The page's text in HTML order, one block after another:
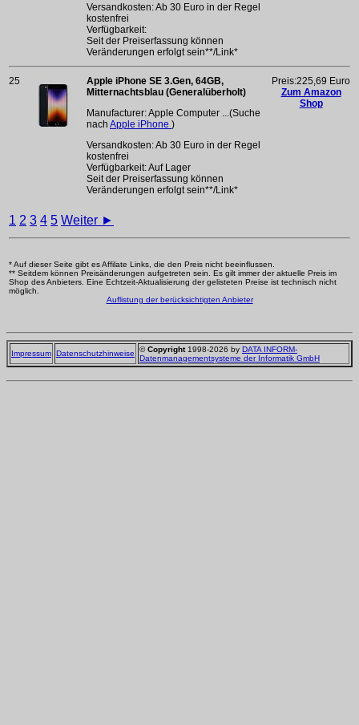
Versandkosten: Ab 30 Euro in der Regel
kostenfrei
Verfügbarkeit:
Seit der Preiserfassung können
Veränderungen erfolgt sein**/Link*
25
Apple iPhone SE 3.Gen, 64GB,
Mitternachtsblau (Generalüberholt)
Manufacturer: Apple Computer ...(Suche
nach Apple iPhone )
Versandkosten: Ab 30 Euro in der Regel
kostenfrei
Verfügbarkeit: Auf Lager
Seit der Preiserfassung können
Veränderungen erfolgt sein**/Link*
Preis:225,69 Euro
Zum Amazon
Shop
1 2 3 4 5 Weiter ►
* Auf dieser Seite gibt es Affilate Links, die den Preis nicht beeinflussen.
** Seitdem können Preisänderungen aufgetreten sein. Es gilt immer der aktuelle Preis im
Shop des Anbieters. Eine Echtzeit-Aktualisierung der gelisteten Preise ist technisch nicht
möglich.
Auflistung der berücksichtigten Anbieter
Impressum Datenschutzhinweise ©Copyright1998-2026 by DATA INFORM-
Datenmanagementsysteme der Informatik GmbH